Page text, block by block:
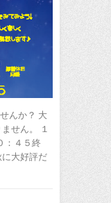
んか？ 大
せん。 １
：４５終
大好評だ